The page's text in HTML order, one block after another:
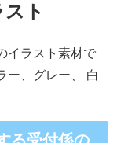
ト
イラスト素材で
ー、グレー、 白